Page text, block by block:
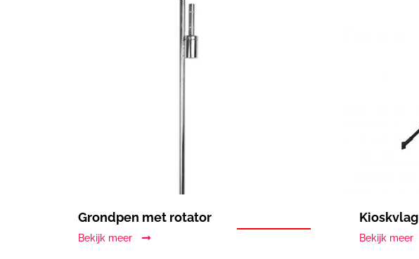
Grondpen met rotator
Bekijk meer
Kioskvlag
Bekijk meer